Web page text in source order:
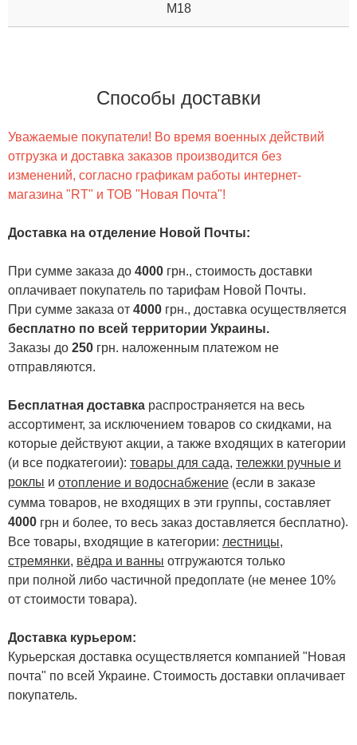
M18
Способы доставки
Уважаемые покупатели! Во время военных действий
отгрузка и доставка заказов производится без
изменений, согласно графикам работы интернет-
магазина "RT" и ТОВ "Новая Почта"!
Доставка на отделение Новой Почты:
При сумме заказа до 4000 грн., стоимость доставки
оплачивает покупатель по тарифам Новой Почты.
При сумме заказа от 4000 грн., доставка осуществляется
бесплатно по всей территории Украины.
Заказы до 250 грн. наложенным платежом не
отправляются.
Бесплатная доставка распространяется на весь
ассортимент, за исключением товаров со скидками, на
которые действуют акции, а также входящих в категории
(и все подкатегоии): товары для сада, тележки ручные и
роклы и отопление и водоснабжение (если в заказе
сумма товаров, не входящих в эти группы, составляет
4000 грн и более, то весь заказ доставляется бесплатно).
Все товары, входящие в категории: лестницы,
стремянки, вёдра и ванны отгружаются только
при полной либо частичной предоплате (не менее 10%
от стоимости товара).
Доставка курьером:
Курьерская доставка осуществляется компанией "Новая
почта" по всей Украине. Стоимость доставки оплачивает
покупатель.